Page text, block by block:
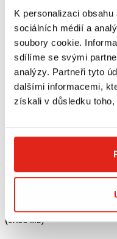
K personalizaci
sociálních médií a
soubory cookie.
sdílíme se svými
analýzy. Partneři tyto
dalšími informacemi,
získali v důsledku
(JASO MB)